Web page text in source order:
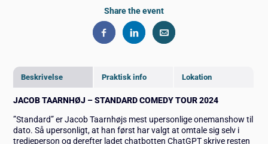
Beskrivelse Praktisk info Lokation
JACOB TAARNHØJ – STANDARDCOMEDY TOUR 2024
”Standard” er Jacob Taarnhøjs mest upersonlige onemanshow til
dato. Så upersonligt, at han først har valgt at omtale sig selv i
tredjeperson og derefter ladet chatbotten ChatGPT skrive resten
Share the event